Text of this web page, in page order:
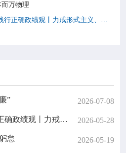
万物理
” 2026-07-08
学习词典•树立和践行正确政绩观丨力戒形式主义、官僚主义 2026-05-28
怠 2026-05-19